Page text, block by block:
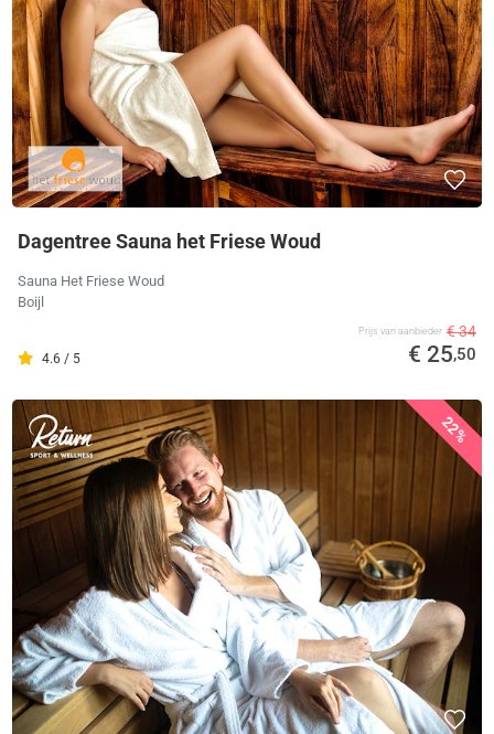
Dagentree Sauna het Friese Woud
Sauna Het Friese Woud
Boijl
4.6 / 5
Prijs van aanbieder € 34
€ 25,50
22%